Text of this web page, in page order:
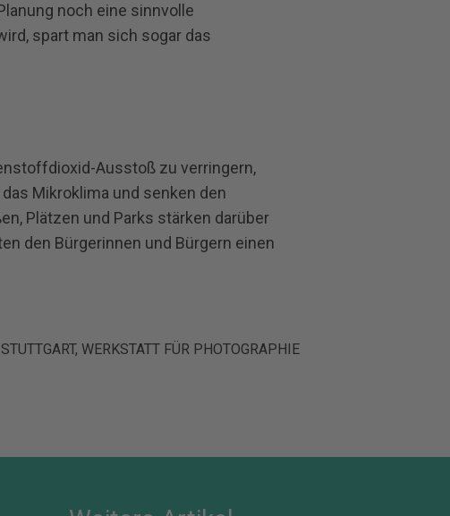
noch eine sinnvolle
spart man sich sogar das
Ausstoß zu verringern,
Mikroklima und senken den
Plätzen und Parks stärken darüber
den Bürgerinnen und Bürgern einen
WERKSTATT FÜR PHOTOGRAPHIE